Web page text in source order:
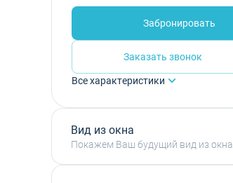
Забронировать
Заказать звонок
Все характеристики
Вид из окна
Покажем Ваш будущий вид из окна